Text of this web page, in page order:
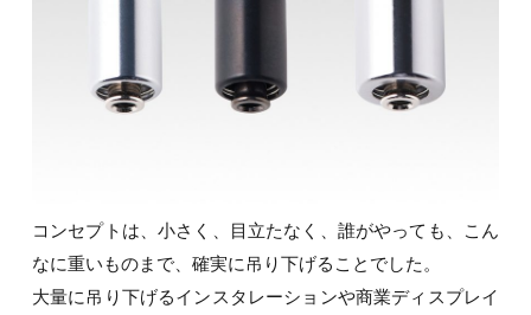
コンセプトは、小さく、目立たなく、誰がやっても、こん
なに重いものまで、確実に吊り下げることでした。
大量に吊り下げるインスタレーションや商業ディスプレイ